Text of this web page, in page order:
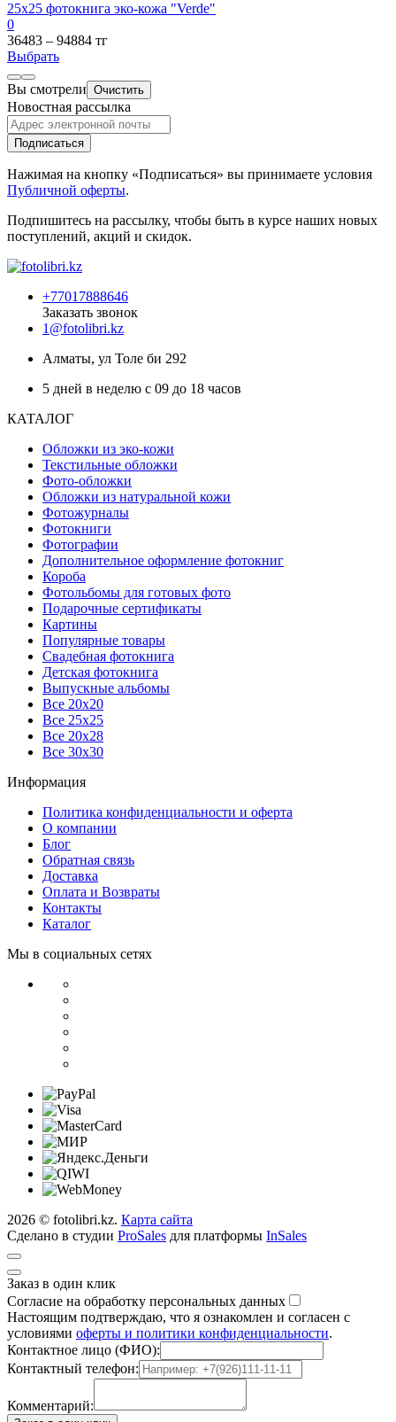
25х25 фотокнига эко-кожа "Verde"
0
36483 – 94884 тг
Выбрать
Вы смотрели Очистить
Новостная рассылка
Подписаться
Нажимая на кнопку «Подписаться» вы принимаете условия
Публичной оферты.
Подпишитесь на рассылку, чтобы быть в курсе наших новых
поступлений, акций и скидок.
+77017888646
Заказать звонок
1@fotolibri.kz
Алматы, ул Толе би 292
5 дней в неделю с 09 до 18 часов
КАТАЛОГ
Обложки из эко-кожи
Текстильные обложки
Фото-обложки
Обложки из натуральной кожи
Фотожурналы
Фотокниги
Фотографии
Дополнительное оформление фотокниг
Короба
Фотольбомы для готовых фото
Подарочные сертификаты
Картины
Популярные товары
Свадебная фотокнига
Детская фотокнига
Выпускные альбомы
Все 20х20
Все 25х25
Все 20х28
Все 30х30
Информация
Политика конфиденциальности и оферта
О компании
Блог
Обратная связь
Доставка
Оплата и Возвраты
Контакты
Каталог
Мы в социальных сетях
2026 © fotolibri.kz. Карта сайта
Сделано в студии ProSales для платформы InSales
Заказ в один клик
Согласие на обработку персональных данных
Настоящим подтверждаю, что я ознакомлен и согласен с
условиями оферты и политики конфиденциальности.
Контактное лицо (ФИО):
Контактный телефон:
Комментарий: